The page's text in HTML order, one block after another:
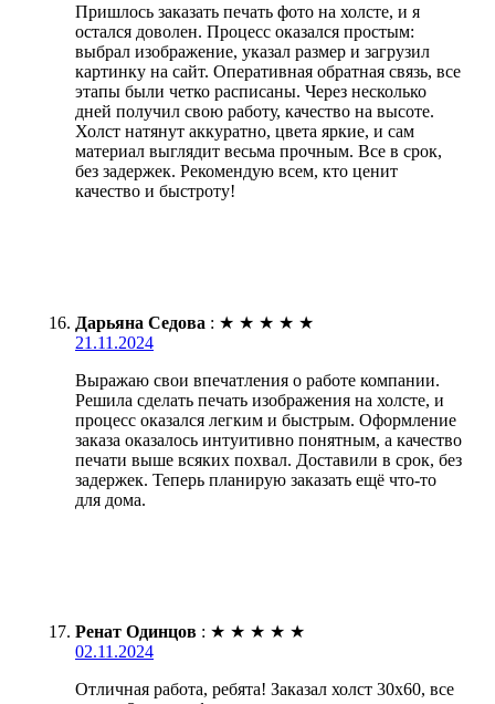
Пришлось заказать печать фото на холсте, и я
остался доволен. Процесс оказался простым:
выбрал изображение, указал размер и загрузил
картинку на сайт. Оперативная обратная связь, все
этапы были четко расписаны. Через несколько
дней получил свою работу, качество на высоте.
Холст натянут аккуратно, цвета яркие, и сам
материал выглядит весьма прочным. Все в срок,
без задержек. Рекомендую всем, кто ценит
качество и быстроту!
Дарьяна Седова : ★ ★ ★ ★ ★
21.11.2024
Выражаю свои впечатления о работе компании.
Решила сделать печать изображения на холсте, и
процесс оказался легким и быстрым. Оформление
заказа оказалось интуитивно понятным, а качество
печати выше всяких похвал. Доставили в срок, без
задержек. Теперь планирую заказать ещё что-то
для дома.
Ренат Одинцов : ★ ★ ★ ★ ★
02.11.2024
Отличная работа, ребята! Заказал холст 30х60, все